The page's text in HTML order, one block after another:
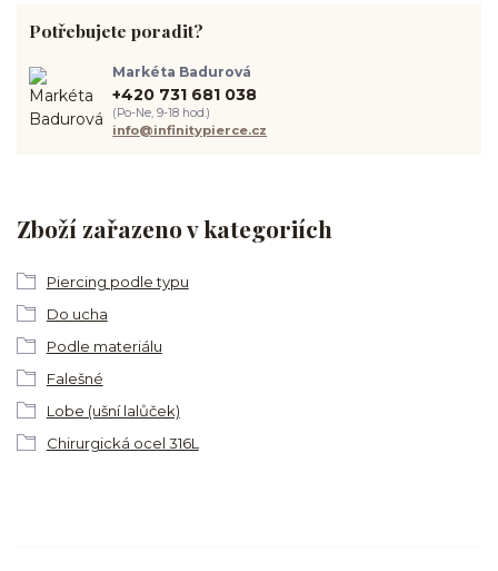
Zboží zařazeno v kategoriích
Piercing podle typu
Do ucha
Podle materiálu
Falešné
Lobe (ušní lalůček)
Chirurgická ocel 316L
Potřebujete poradit?
Markéta Badurová
+420 731 681 038
(Po-Ne, 9-18 hod.)
info@infinitypierce.cz